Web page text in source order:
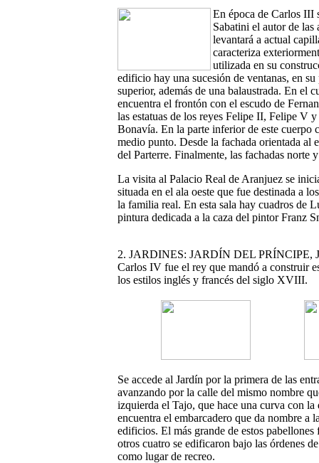
En época de Carlos III
Sabatini el autor de las
levantará a actual
caracteriza
utilizada en su
edificio hay una sucesión de ventanas, en
superior, además de una balaustrada. En el
encuentra el frontón con el escudo de
las estatuas de los reyes Felipe II, Felipe V
Bonavía. En la parte inferior de este cuerpo
medio punto. Desde la fachada orientada al
del Parterre. Finalmente, las fachadas norte
La visita al Palacio Real de Aranjuez se
situada en el ala oeste que fue destinada a
la familia real. En esta sala hay cuadros de
pintura dedicada a la caza del pintor Franz
2. JARDINES: JARDÍN DEL
Carlos IV fue el rey que mandó a construir
los estilos inglés y francés del siglo XVIII.
Se accede al Jardín por la primera de las
avanzando por la calle del mismo nombre
izquierda el Tajo, que hace una curva con la
encuentra el embarcadero que da nombre
edificios. El más grande de estos
otros cuatro se edificaron bajo las órdenes
como lugar de recreo.